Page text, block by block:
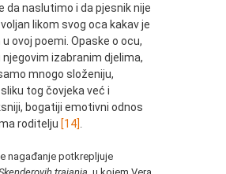
da naslutimo i da pjesnik nije
likom svog oca kakav je
ovoj poemi. Opaske o ocu,
izabranim djelima,
mnogo složeniju,
tog čovjeka već i
bogatiji emotivni odnos
roditelju [14]
nagađanje potkrepljuje